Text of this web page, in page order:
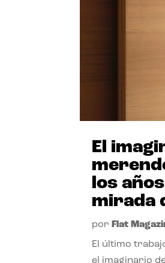
El
los
mirada
por Flat
El último
el imaginario